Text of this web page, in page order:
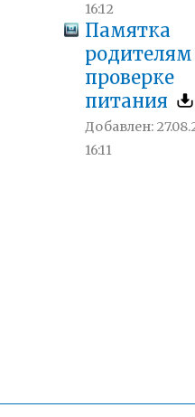
16:12
Памятка
проверке
питания
Добавлен:
16:11